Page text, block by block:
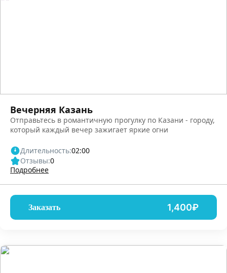
Вечерняя Казань
Отправьтесь в романтичную прогулку по Казани - городу,
который каждый вечер зажигает яркие огни
Длительность:02:00
Отзывы:0
Подробнее
Заказать 1,400₽